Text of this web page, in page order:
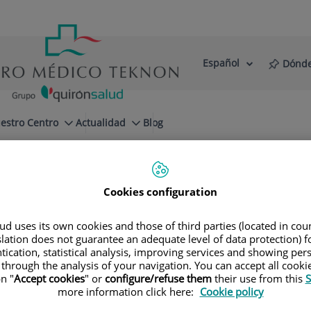
Selector
Idioma
Español
Centro Actualidad Blog
MaríaColome Calafi
Cookies configuration
uses its own cookies and those of third parties (located in
does not guarantee an adequate level of data protection)
statistical analysis, improving services and showing
the analysis of your navigation. You can accept all
"Accept cookies" or configure/refuse themtheir use from this
more information click here: Cookie policy